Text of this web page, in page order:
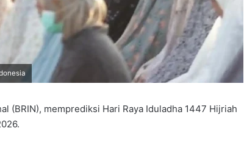
(BRIN), memprediksi Hari Raya Iduladha 1447 Hijriah